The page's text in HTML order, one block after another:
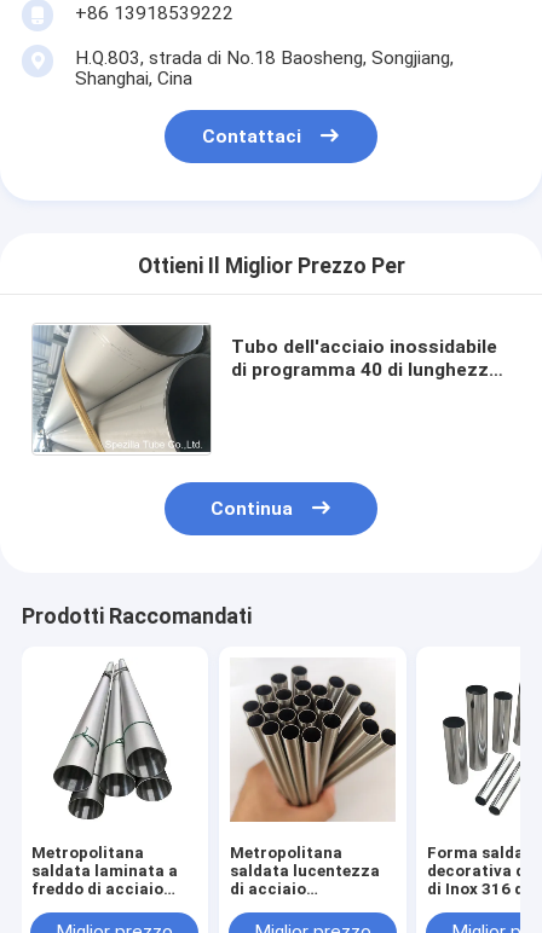
+86 13918539222
H.Q.803, strada di No.18 Baosheng, Songjiang,
Shanghai, Cina
Contattaci
Ottieni Il Miglior Prezzo Per
Tubo dell'acciaio inossidabile
di programma 40 di lunghezza
Continua
Prodotti Raccomandati
Metropolitana
saldata laminata a
freddo di acciaio
lucida tubo 304
Metropolitana
saldata lucentezza
di acciaio
guardie della
Forma saldata
decorativa di
di Inox 316
acciaio